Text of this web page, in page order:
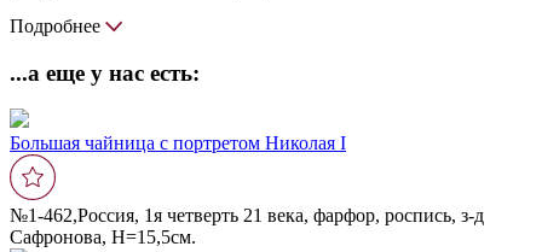
Подробнее
...а еще у нас есть:
Большая чайница с портретом Николая I
№1-462,Россия, 1я четверть 21 века, фарфор, роспись, з-д
Сафронова, Н=15,5см.